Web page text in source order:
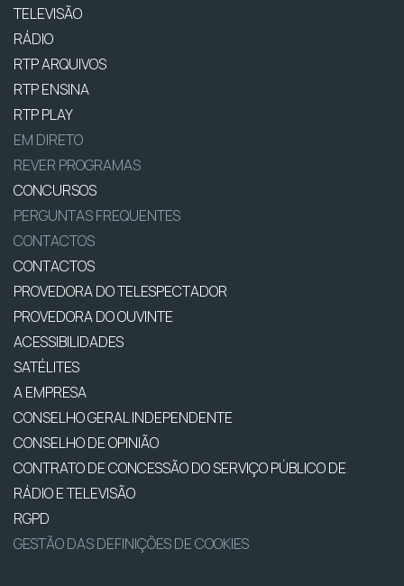
TELEVISÃO
RÁDIO
RTP ARQUIVOS
RTP ENSINA
RTP PLAY
EM DIRETO
REVER PROGRAMAS
CONCURSOS
PERGUNTAS FREQUENTES
CONTACTOS
CONTACTOS
PROVEDORA DO TELESPECTADOR
PROVEDORA DO OUVINTE
ACESSIBILIDADES
SATÉLITES
A EMPRESA
CONSELHO GERAL INDEPENDENTE
CONSELHO DE OPINIÃO
CONTRATO DE CONCESSÃO DO SERVIÇO PÚBLICO DE
RÁDIO E TELEVISÃO
RGPD
GESTÃO DAS DEFINIÇÕES DE COOKIES